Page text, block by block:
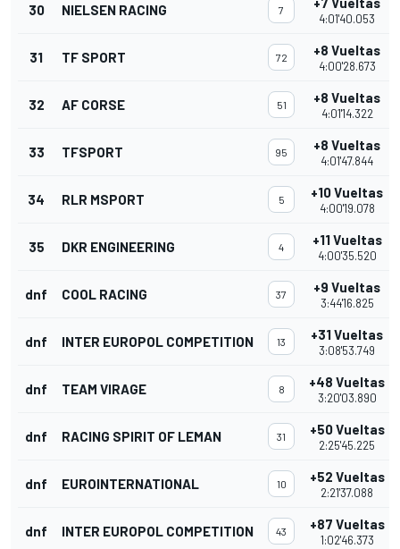
30 NIELSEN RACING 7
4:01'40.053
31 TF SPORT 72 +8 Vueltas
4:00'28.673
32 AF CORSE 51 +8 Vueltas
4:01'14.322
33 TFSPORT 95 +8 Vueltas
4:01'47.844
34 RLR MSPORT 5 +10 Vueltas
4:00'19.078
35 DKR ENGINEERING 4 +11 Vueltas
4:00'35.520
dnf COOL RACING 37 +9 Vueltas
3:44'16.825
dnf INTER EUROPOL COMPETITION 13 +31 Vueltas
3:08'53.749
dnf TEAM VIRAGE 8 +48 Vueltas
3:20'03.890
dnf RACING SPIRIT OF LEMAN 31 +50 Vueltas
2:25'45.225
dnf EUROINTERNATIONAL 10 +52 Vueltas
2:21'37.088
dnf INTER EUROPOL COMPETITION 43 +87 Vueltas
1:02'46.373